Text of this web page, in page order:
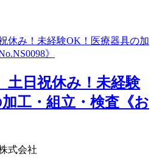
土日祝休み！未経験
工・組立・検査《お
式会社